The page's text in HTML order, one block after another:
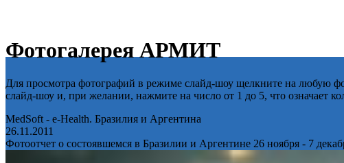
Фотогалерея АРМИТ
Для просмотра фотографий в режиме слайд-шоу щелкните на любую
слайд-шоу и, при желании, нажмите на число от 1 до 5, что означает
MedSoft - e-Health. Бразилия и Аргентина
26.11.2011
Фотоотчет о состоявшемся в Бразилии и Аргентине 26 ноября - 7